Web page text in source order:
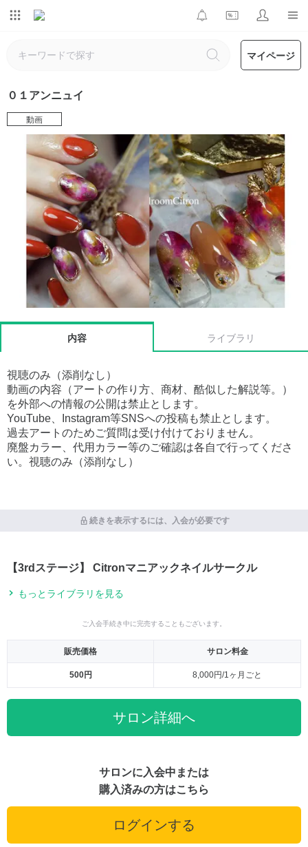
マイページ
０１アンニュイ
動画
内容 ライブラリ
視聴のみ（添削なし）
動画の内容（アートの作り方、商材、酷似した解説等。）
を外部への情報の公開は禁止とします。
YouTube、Instagram等SNSへの投稿も禁止とします。
過去アートのためご質問は受け付けておりません。
廃盤カラー、代用カラー等のご確認は各自で行ってくださ
い。視聴のみ（添削なし）
続きを表示するには、入会が必要です
【3rdステージ】 Citronマニアックネイルサークル
もっとライブラリを見る
ご入会手続き中に完売することもございます。
販売価格 サロン料金
500円 8,000円/1ヶ月ごと
サロン詳細へ
サロンに入会中または
購入済みの方はこちら
ログインする